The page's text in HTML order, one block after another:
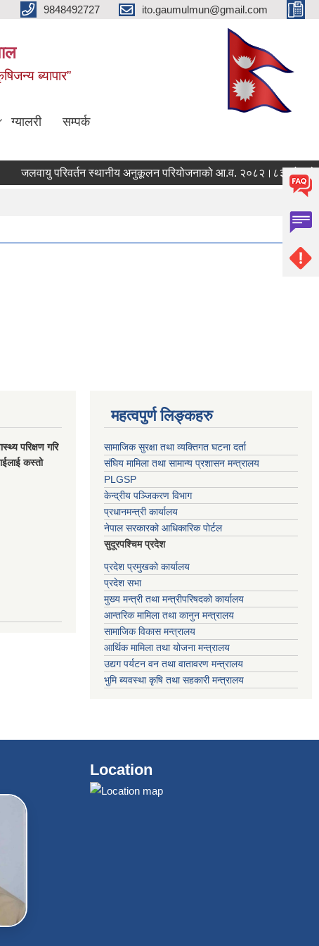
9848492727 ito.gaumulmun@gmail.com
ब्यापार”
ग्यालरी सम्पर्क
जलवायु परिवर्तन स्थानीय अनुकूलन परियोजनाको आ.व. २०८२।८३ को बजेट
परिक्षण गरि
कस्तो
महत्वपुर्ण लिङ्कहरु
सामाजिक सुरक्षा तथा व्यक्तिगत घटना दर्ता
संघिय मामिला तथा सामान्य प्रशासन मन्त्रालय
PLGSP
केन्द्रीय पञ्जिकरण विभाग
प्रधानमन्त्री कार्यालय
नेपाल सरकारको आधिकारिक पोर्टल
सुदूरपश्चिम प्रदेश
प्रदेश प्रमुखको कार्यालय
प्रदेश सभा
मुख्य मन्त्री तथा मन्त्रीपरिषदको कार्यालय
आन्तरिक मामिला तथा कानुन मन्त्रालय
सामाजिक विकास मन्त्रालय
आर्थिक मामिला तथा योजना मन्त्रालय
उद्यग पर्यटन वन तथा वातावरण मन्त्रालय
भुमि ब्यवस्था कृषि तथा सहकारी मन्त्रालय
Location